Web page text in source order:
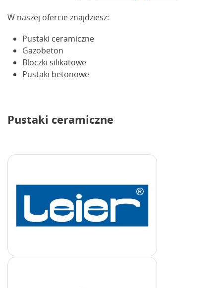
W naszej ofercie znajdziesz:
Pustaki ceramiczne
Gazobeton
Bloczki silikatowe
Pustaki betonowe
Pustaki ceramiczne